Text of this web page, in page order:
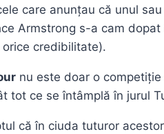
care anunțau că unul
Armstrong s-a cam
credibilitate).
nu este doar o
tot ce se întâmplă în jurul
că în ciuda tuturor